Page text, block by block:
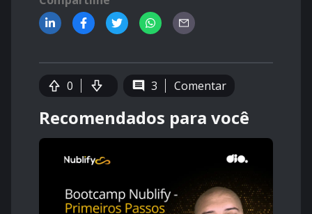
0 3 Comentar
Recomendados para você